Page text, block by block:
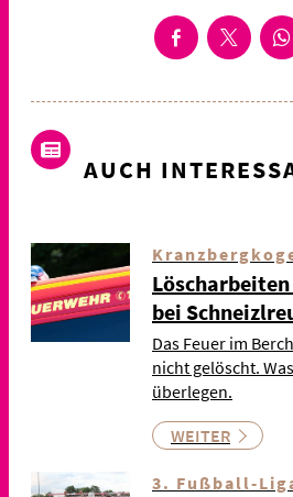
AUCH
bei
Das Feuer im
nicht gelöscht.
überlegen.
WEITER
3. Fußball-